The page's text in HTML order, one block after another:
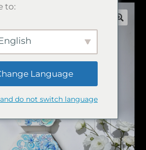
to:
Language
do not switch language